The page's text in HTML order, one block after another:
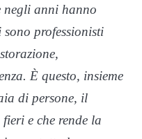
negli anni hanno
professionisti
È questo, insieme
di persone, il
e che rende la